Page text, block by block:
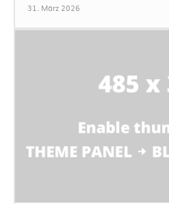
31. März 2026